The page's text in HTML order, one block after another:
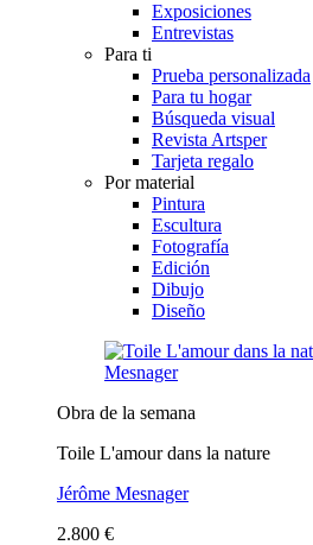
Exposiciones
Entrevistas
Para ti
Prueba personalizada
Para tu hogar
Búsqueda visual
Revista Artsper
Tarjeta regalo
Por material
Pintura
Escultura
Fotografía
Edición
Dibujo
Diseño
Obra de la semana
Toile L'amour dans la nature
Jérôme Mesnager
2.800 €